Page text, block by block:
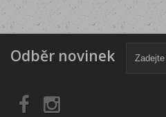
Odběr novinek